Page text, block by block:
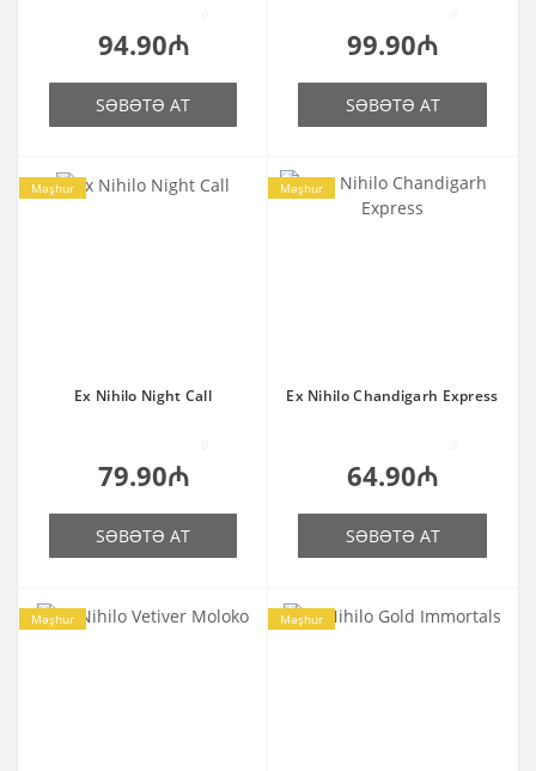
94.90₼
SƏBƏTƏ AT
99.90₼
SƏBƏTƏ AT
Məşhur
Ex Nihilo Night Call
79.90₼
SƏBƏTƏ AT
Məşhur
Ex Nihilo Chandigarh Express
64.90₼
SƏBƏTƏ AT
Məşhur Məşhur